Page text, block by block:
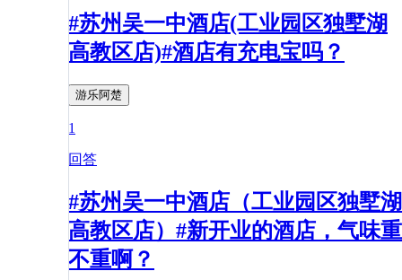
#苏州吴一中酒店(工业园区独墅湖
高教区店)#酒店有充电宝吗？
游乐阿楚
1
回答
#苏州吴一中酒店（工业园区独墅湖
高教区店）#新开业的酒店，气味重
不重啊？